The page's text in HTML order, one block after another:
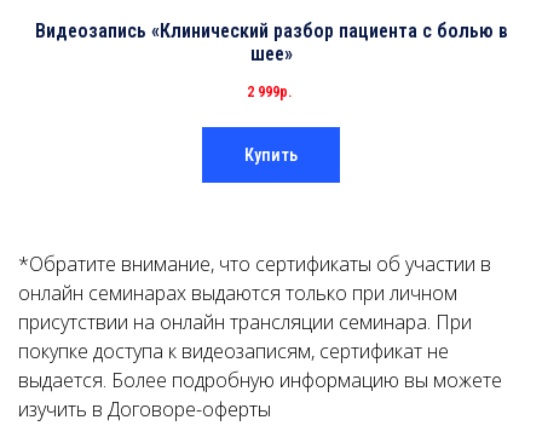
Видеозапись «Клинический разбор пациента с болью в
шее»
2 999р.
Купить
*Обратите внимание, что сертификаты об участии в
онлайн семинарах выдаются только при личном
присутствии на онлайн трансляции семинара. При
покупке доступа к видеозаписям, сертификат не
выдается. Более подробную информацию вы можете
изучить в Договоре-оферты